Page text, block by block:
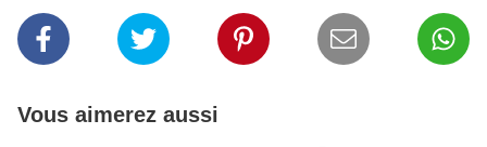
Vous aimerez aussi